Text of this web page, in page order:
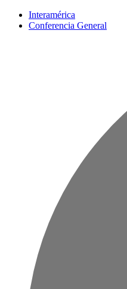
Interamérica
Conferencia General